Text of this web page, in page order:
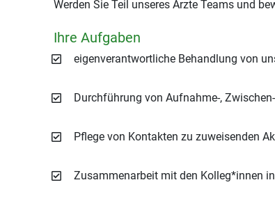
Werden Sie Teil unseres Ärzte Teams und
Ihre Aufgaben
eigenverantwortliche Behandlung von
Durchführung von Aufnahme-,
Pflege von Kontakten zu zuweisenden
Zusammenarbeit mit den Kolleg*innen